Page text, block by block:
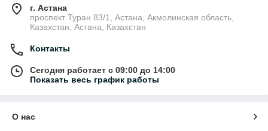
г. Астана
проспект Туран 83/1, Астана, Акмолинская область,
Казахстан, Астана, Казахстан
Контакты
Сегодня работает с 09:00 до 14:00
Показать весь график работы
О нас